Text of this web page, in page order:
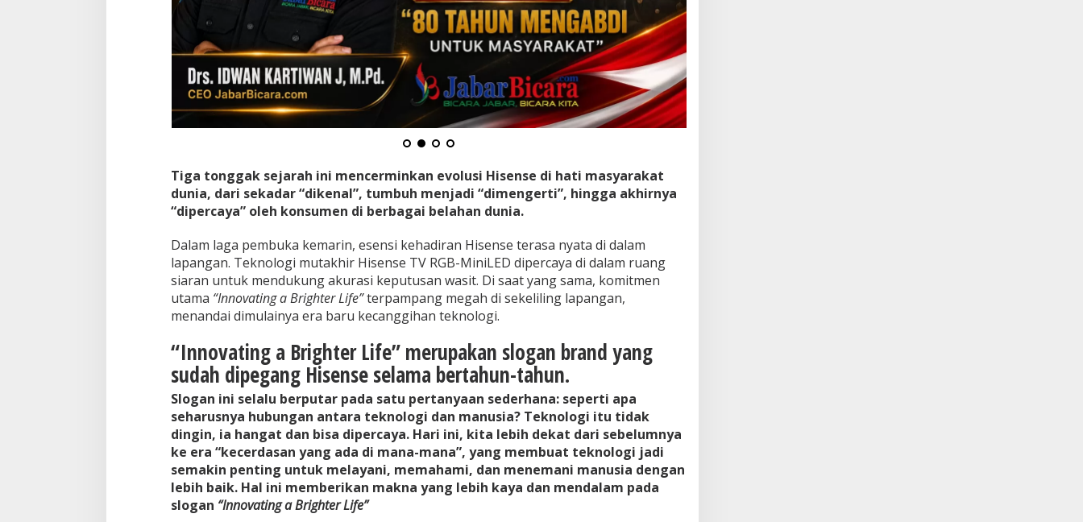
Tiga tonggak sejarah ini mencerminkan evolusi Hisense di hati masyarakat
dunia, dari sekadar “dikenal”, tumbuh menjadi “dimengerti”, hingga akhirnya
“dipercaya” oleh konsumen di berbagai belahan dunia.
​Dalam laga pembuka kemarin, esensi kehadiran Hisense terasa nyata di dalam
lapangan. Teknologi mutakhir Hisense TV RGB-MiniLED dipercaya di dalam ruang
siaran untuk mendukung akurasi keputusan wasit. Di saat yang sama, komitmen
utama “Innovating a Brighter Life”terpampang megah di sekeliling lapangan,
menandai dimulainya era baru kecanggihan teknologi.
“Innovating a Brighter Life” merupakan slogan brand yang
sudah dipegang Hisense selama bertahun-tahun.
Slogan ini selalu berputar pada satu pertanyaan sederhana: seperti apa
seharusnya hubungan antara teknologi dan manusia? Teknologi itu tidak
dingin, ia hangat dan bisa dipercaya. Hari ini, kita lebih dekat dari sebelumnya
ke era “kecerdasan yang ada di mana-mana”, yang membuat teknologi jadi
semakin penting untuk melayani, memahami, dan menemani manusia dengan
lebih baik. Hal ini memberikan makna yang lebih kaya dan mendalam pada
slogan “Innovating a Brighter Life”